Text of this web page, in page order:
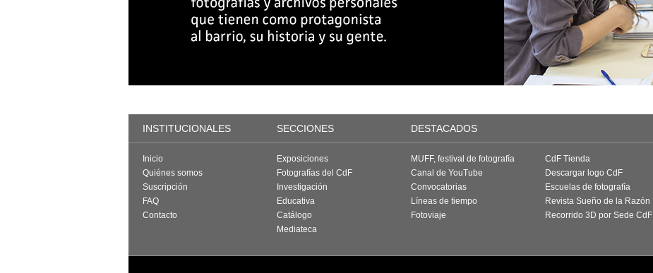
INSTITUCIONALES SECCIONES DESTACADOS
Inicio
Quiénes somos
Suscripción
FAQ
Contacto
Exposiciones
Fotografías del CdF
Investigación
Educativa
Catálogo
Mediateca
MUFF, festival de fotografía
Canal de YouTube
Convocatorias
Líneas de tiempo
Fotoviaje
CdF Tienda
Descargar logo CdF
Escuelas de fotografía
Revista Sueño de la Razón
Recorrido 3D por Sede CdF